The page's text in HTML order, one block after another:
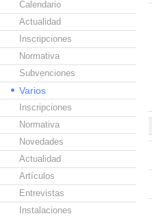
Calendario
Actualidad
Inscripciones
Normativa
Subvenciones
Varios
Inscripciones
Normativa
Novedades
Actualidad
Artículos
Entrevistas
Instalaciones